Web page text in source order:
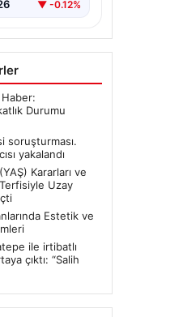
▼ -0.12%
Durumu
soruşturması.
yakalandı
Kararları ve
Uzay
Estetik ve
ile irtibatlı
çıktı: “Salih